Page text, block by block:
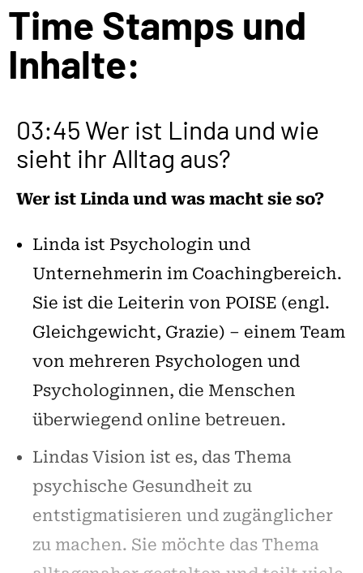
Time Stamps und
Inhalte:
03:45 Wer ist Linda und wie
sieht ihr Alltag aus?
Wer ist Linda und was macht sie so?
Linda ist Psychologin und
Unternehmerin im Coachingbereich.
Sie ist die Leiterin von POISE (engl.
Gleichgewicht, Grazie) – einem Team
von mehreren Psychologen und
Psychologinnen, die Menschen
überwiegend online betreuen.
Lindas Vision ist es, das Thema
psychische Gesundheit zu
entstigmatisieren und zugänglicher
zu machen. Sie möchte das Thema